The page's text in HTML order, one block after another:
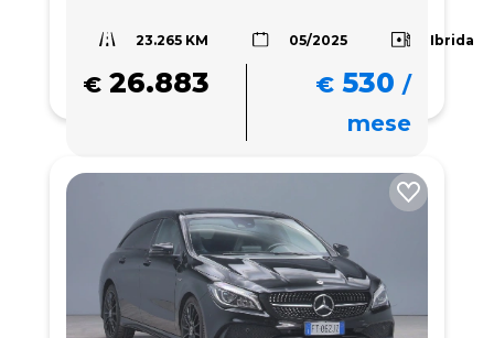
23.265 KM 05/2025 Ibrida
€ 26.883 € 530 /
mese